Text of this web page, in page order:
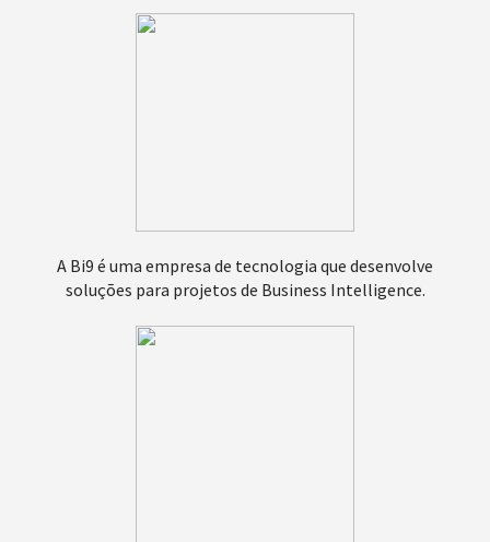
A Bi9 é uma empresa de tecnologia que desenvolve
soluções para projetos de Business Intelligence.